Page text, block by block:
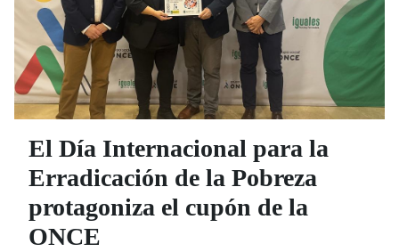
El Día Internacional para la
Erradicación de la Pobreza
protagoniza el cupón de la
ONCE